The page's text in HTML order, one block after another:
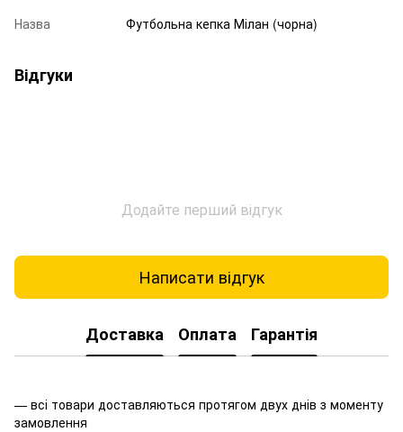
Назва Футбольна кепка Мілан (чорна)
Відгуки
Додайте перший відгук
Написати відгук
Доставка Оплата Гарантія
— всі товари доставляються протягом двух днів з моменту
замовлення